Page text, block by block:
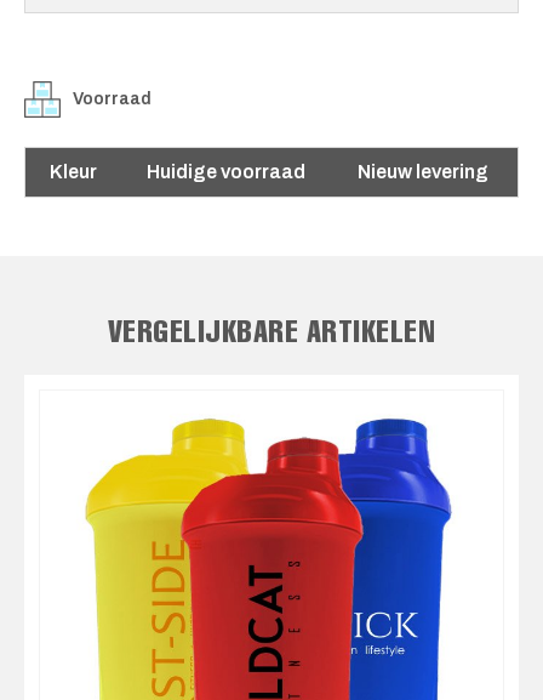
Voorraad
Kleur Huidige voorraad Nieuw levering
VERGELIJKBARE ARTIKELEN